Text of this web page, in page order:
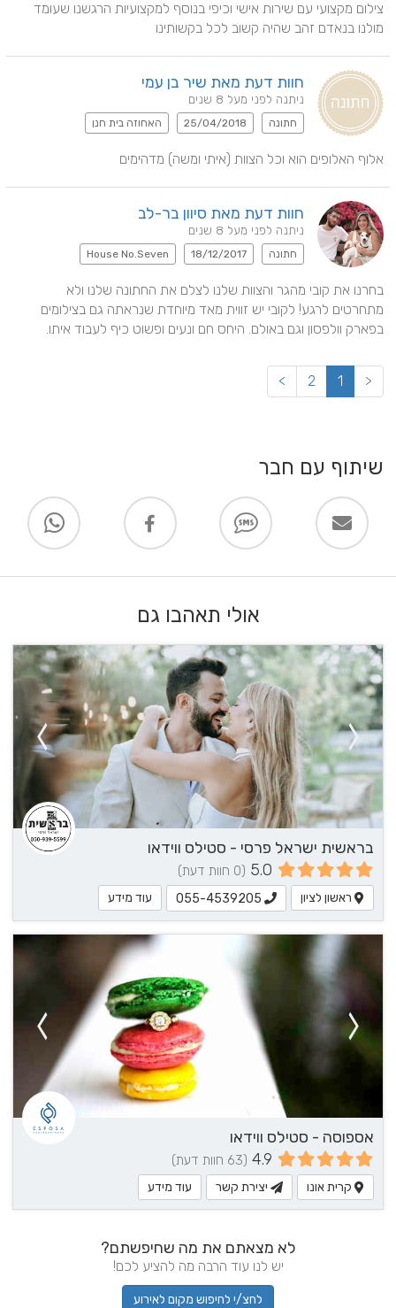
מולנו בנאדם זהב שהיה קשוב לכל בקשותינו
חוות דעת מאת שיר בן עמי
ניתנה לפני מעל 8 שנים
חתונה 25/04/2018 האחוזה בית חנן
אלוף האלופים הוא וכל הצוות (איתי ומשה) מדהימים
חוות דעת מאת סיוון בר-לב
ניתנה לפני מעל 8 שנים
חתונה 18/12/2017
House No.Seven
בפארק וולפסון וגם באולם. היחס חם ונעים ופשוט כיף לעבוד איתו.
<
1
2
>
שיתוף עם חבר
אולי תאהבו גם
בראשית ישראל פרסי - סטילס ווידאו
5.0 (0 חוות דעת)
ראשון לציון 055-4539205 עוד מידע
אספוסה - סטילס ווידאו
4.9 (63 חוות דעת)
קרית אונו יצירת קשר עוד מידע
לא מצאתם את מה שחיפשתם?
יש לנו עוד הרבה מה להציע לכם!
לחצ/י לחיפוש מקום לאירוע